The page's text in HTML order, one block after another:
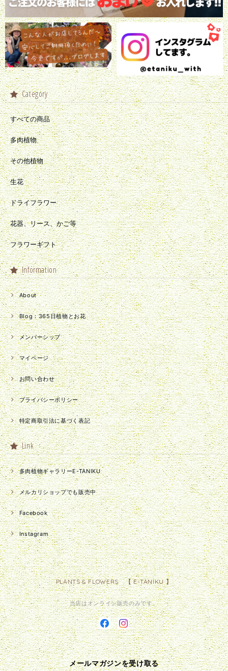
Category
すべての商品
多肉植物
その他植物
生花
ドライフラワー
花器、リース、かご等
フラワーギフト
Information
About
Blog：365日植物とお花
メンバーシップ
マイページ
お問い合わせ
プライバシーポリシー
特定商取引法に基づく表記
Link
多肉植物ギャラリーE-TANIKU
メルカリショップでも販売中
Facebook
Instagram
PLANTS & FLOWERS 【 E-TANIKU 】
当店はオンライン販売のみです。
メールマガジンを受け取る